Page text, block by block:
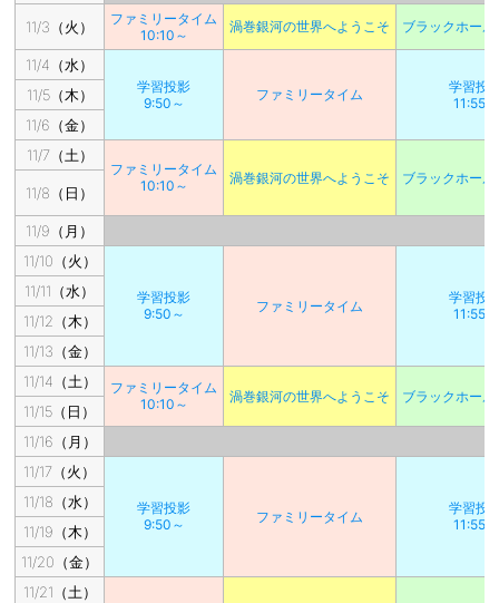
11/3（火）
ファミリータイム
10:10～
渦巻銀河の世界へようこそ ブラックホー
11/4（水）
学習投影
9:50～
ファミリータイム
学習投
11:55～
11/5（木）
11/6（金）
11/7（土）
ファミリータイム
10:10～
渦巻銀河の世界へようこそ ブラックホー
11/8（日）
11/9（月）
11/10（火）
学習投影
9:50～
ファミリータイム
学習投
11:55～
11/11（水）
11/12（木）
11/13（金）
11/14（土）
ファミリータイム
10:10～
渦巻銀河の世界へようこそ ブラックホー
11/15（日）
11/16（月）
11/17（火）
学習投影
9:50～
ファミリータイム
学習投
11:55～
11/18（水）
11/19（木）
11/20（金）
11/21（土）